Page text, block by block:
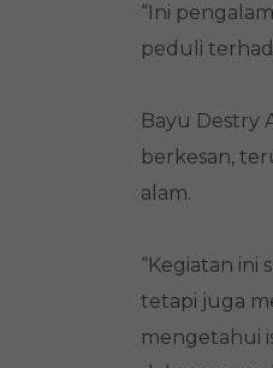
“Ini
peduli
Bayu Destry
berkesan,
alam.
“Kegiatan
tetapi juga
mengetahui